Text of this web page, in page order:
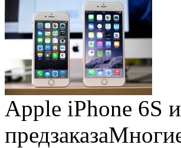
Apple iPhone 6S
предзаказа